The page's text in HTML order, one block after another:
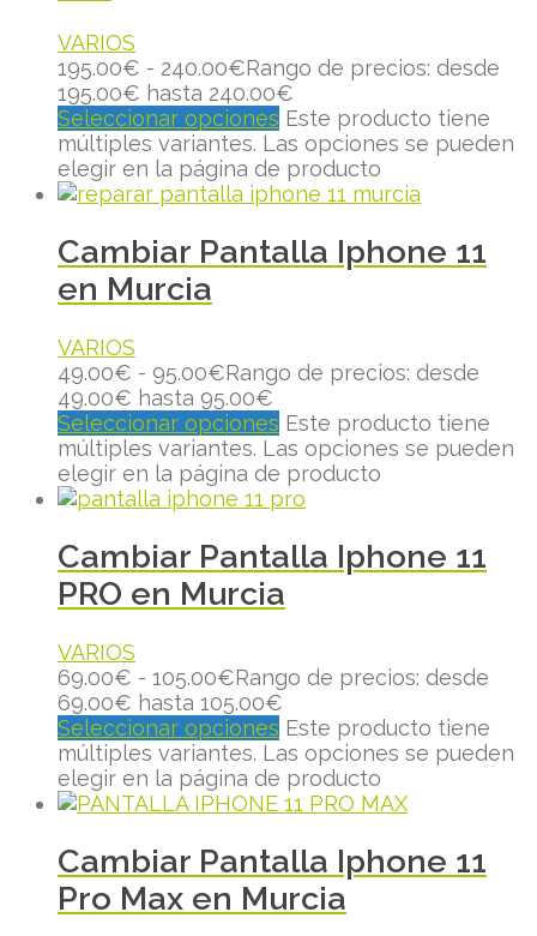
VARIOS
195.00€ - 240.00€Rango de precios: desde
195.00€ hasta 240.00€
Seleccionar opciones Este producto tiene
múltiples variantes. Las opciones se pueden
elegir en la página de producto
Cambiar Pantalla Iphone 11
en Murcia
VARIOS
49.00€ - 95.00€Rango de precios: desde
49.00€ hasta 95.00€
Seleccionar opciones Este producto tiene
múltiples variantes. Las opciones se pueden
elegir en la página de producto
Cambiar Pantalla Iphone 11
PRO en Murcia
VARIOS
69.00€ - 105.00€Rango de precios: desde
69.00€ hasta 105.00€
Seleccionar opciones Este producto tiene
múltiples variantes. Las opciones se pueden
elegir en la página de producto
Cambiar Pantalla Iphone 11
Pro Max en Murcia